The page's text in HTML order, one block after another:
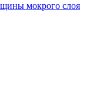
мокрого слоя